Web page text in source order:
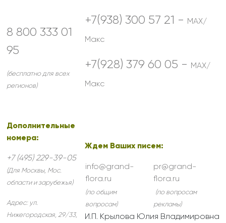
8 800 333 01
95
(бесплатно для всех
регионов)
Дополнительные
номера:
+7 (495) 229-39-05
(Для Москвы, Мос.
области и зарубежья)
Адрес: ул.
Нижегородская, 29/33,
+7(938) 300 57 21 - MAX/
Макс
+7(928) 379 60 05 - MAX/
Макс
Ждем Ваших писем:
info@grand-
flora.ru
pr@grand-
flora.ru
(по общим
вопросам)
(по вопросам
рекламы)
И.П. Крылова Юлия Владимировна